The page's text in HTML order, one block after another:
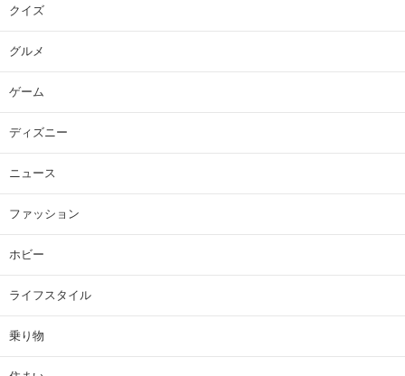
クイズ
グルメ
ゲーム
ディズニー
ニュース
ファッション
ホビー
ライフスタイル
乗り物